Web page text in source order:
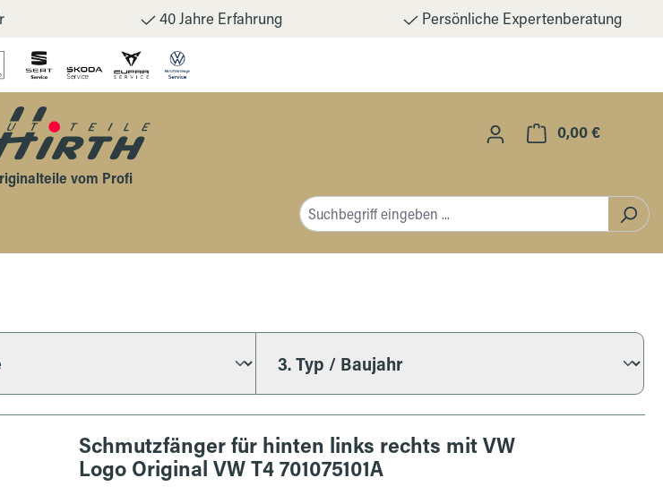
40 Jahre Erfahrung Persönliche Expertenberatung
0,00 €
vom Profi
Schmutzfänger für hinten links rechts mit VW
Logo Original VW T4 701075101A